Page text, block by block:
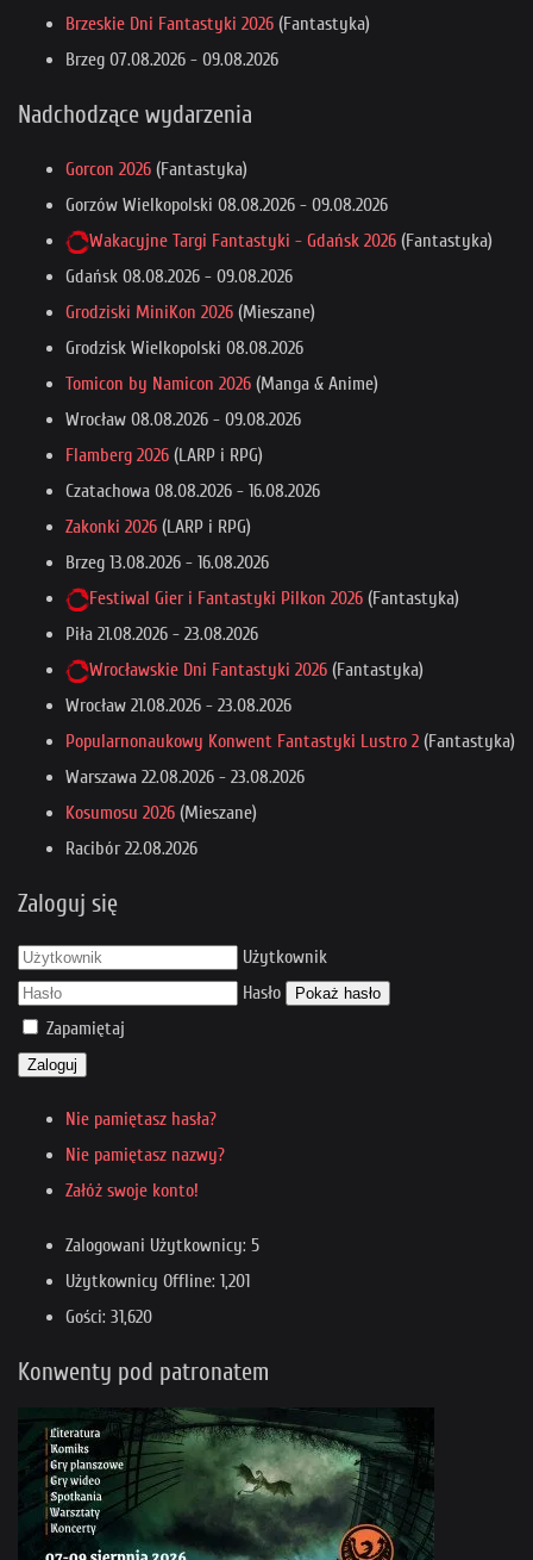
Brzeskie Dni Fantastyki 2026 (Fantastyka)
Brzeg 07.08.2026 - 09.08.2026
Nadchodzące wydarzenia
Gorcon 2026 (Fantastyka)
Gorzów Wielkopolski 08.08.2026 - 09.08.2026
Wakacyjne Targi Fantastyki - Gdańsk 2026 (Fantastyka)
Gdańsk 08.08.2026 - 09.08.2026
Grodziski MiniKon 2026 (Mieszane)
Grodzisk Wielkopolski 08.08.2026
Tomicon by Namicon 2026 (Manga & Anime)
Wrocław 08.08.2026 - 09.08.2026
Flamberg 2026 (LARP i RPG)
Czatachowa 08.08.2026 - 16.08.2026
Zakonki 2026 (LARP i RPG)
Brzeg 13.08.2026 - 16.08.2026
Festiwal Gier i Fantastyki Pilkon 2026 (Fantastyka)
Piła 21.08.2026 - 23.08.2026
Wrocławskie Dni Fantastyki 2026 (Fantastyka)
Wrocław 21.08.2026 - 23.08.2026
Popularnonaukowy Konwent Fantastyki Lustro 2 (Fantastyka)
Warszawa 22.08.2026 - 23.08.2026
Kosumosu 2026 (Mieszane)
Racibór22.08.2026
Zaloguj się
Użytkownik
Hasło
Pokaż hasło
Zapamiętaj
Zaloguj
Nie pamiętasz hasła?
Nie pamiętasz nazwy?
Załóż swoje konto!
Zalogowani Użytkownicy: 5
Użytkownicy Offline: 1,201
Gości: 31,620
Konwenty pod patronatem